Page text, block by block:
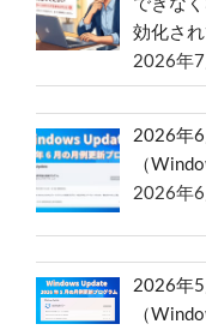
できな
効化さ
2026年7
2026年
（
2026年6
2026年
（